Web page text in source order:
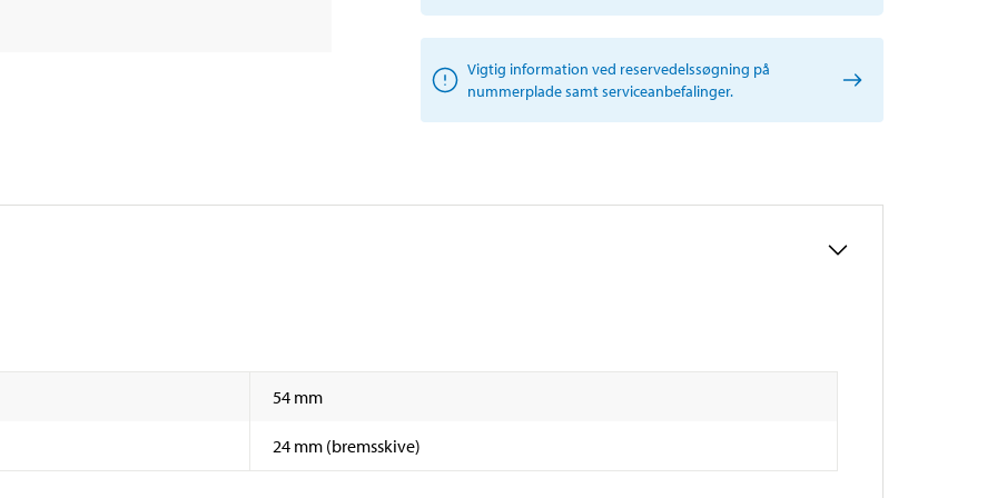
Vigtig information ved reservedelssøgning på
nummerplade samt serviceanbefalinger.
54 mm
24 mm (bremsskive)